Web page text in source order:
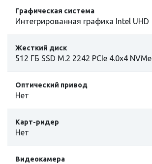
Графическая система
Интегрированная графика Intel UHD
Жесткий диск
512 ГБ SSD M.2 2242 PCIe 4.0x4 NVMe
Оптический привод
Нет
Карт-ридер
Нет
Видеокамера